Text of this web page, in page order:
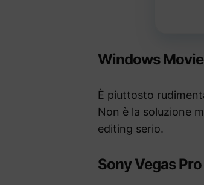
Windows
È piuttosto
Non è la soluzione
editing serio.
Sony Vegas Pro